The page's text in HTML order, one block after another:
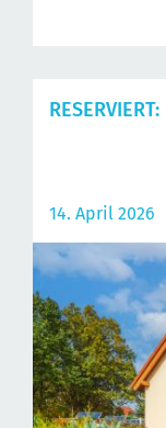
RESERVIERT:
14. April 2026